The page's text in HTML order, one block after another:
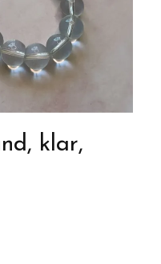
klar,